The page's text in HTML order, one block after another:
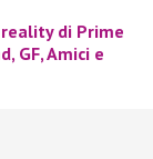
di Prime
GF, Amici e